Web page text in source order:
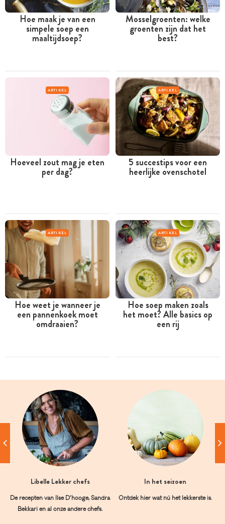
Hoe maak je van een
simpele soep een
maaltijdsoep?
Mosselgroenten: welke
groenten zijn dat het
best?
ARTIKEL
Hoeveel zout mag je eten
per dag?
ARTIKEL
5 succestips voor een
heerlijke ovenschotel
ARTIKEL
Hoe weet je wanneer je
een pannenkoek moet
omdraaien?
ARTIKEL
Hoe soep maken zoals
het moet? Alle basics op
een rij
Libelle Lekker chefs
De recepten van Ilse D’hooge, Sandra
Bekkari en al onze andere chefs.
In het seizoen
Ontdek hier wat nú het lekkerste is.